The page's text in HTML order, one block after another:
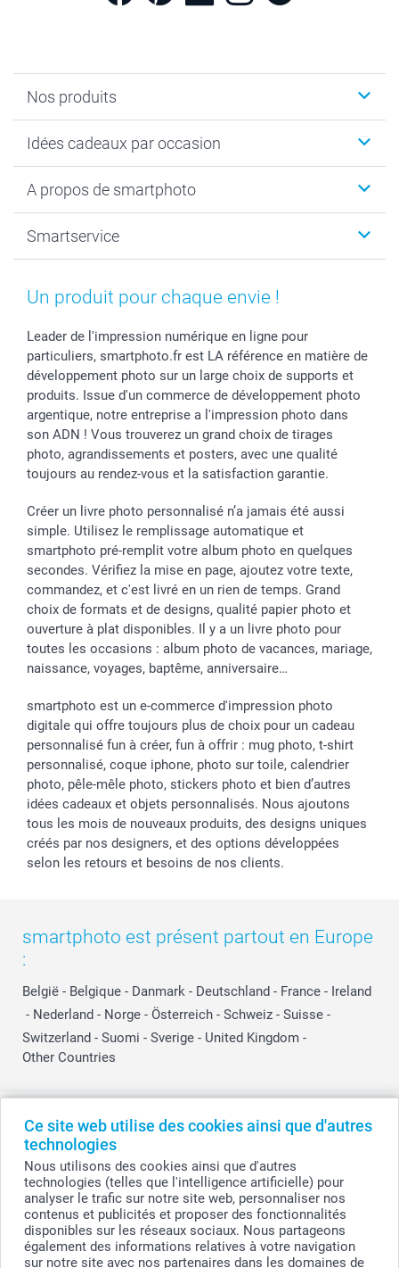
Ce site web utilise des cookies ainsi que d'autres
technologies
Nous utilisons des cookies ainsi que d'autres
technologies (telles que l'intelligence artificielle) pour
analyser le trafic sur notre site web, personnaliser nos
contenus et publicités et proposer des fonctionnalités
disponibles sur les réseaux sociaux. Nous partageons
également des informations relatives à votre navigation
sur notre site avec nos partenaires dans les domaines de
Nos produits
Calendrier photo & Agenda photo
Tirage photo & agrandissement
Faire-part & Cartes
Coques smartphone
Stickers & Etiquettes
Cadres photo & accessoires déco
Dénicheur d'idées cadeau
Idées cadeaux par occasion
Anniversaire
Naissance & baptême
Fête des Mères
Fête des Pères
Communion
Baptême
Toussaint
Rentrée des classes
Saint-Valentin
Vacances
A propos de smartphoto
Plan du site
Droit de rétraction
Plaintes
Vie privée
Gestion des cookies
Tarifs
Partenariats & Influence
Investisseurs
Smartservice
Aide
smartbonus
smartfriends
Livraison
Modes de paiement
Grandes quantités
Statut de ma commande
Un produit pour chaque envie !
Leader de l'impression numérique en ligne pour
particuliers, smartphoto.fr est LA référence en matière de
développement photo sur un large choix de supports et
produits. Issue d'un commerce de développement photo
argentique, notre entreprise a l'impression photo dans
son ADN ! Vous trouverez un grand choix de tirages
photo, agrandissements et posters, avec une qualité
toujours au rendez-vous et la satisfaction garantie.
Créer un livre photo personnalisé n’a jamais été aussi
simple. Utilisez le remplissage automatique et
smartphoto pré-remplit votre album photo en quelques
secondes. Vérifiez la mise en page, ajoutez votre texte,
commandez, et c'est livré en un rien de temps. Grand
choix de formats et de designs, qualité papier photo et
ouverture à plat disponibles. Il y a un livre photo pour
toutes les occasions : album photo de vacances, mariage,
naissance, voyages, baptême, anniversaire…
smartphoto est un e-commerce d'impression photo
digitale qui offre toujours plus de choix pour un cadeau
personnalisé fun à créer, fun à offrir : mug photo, t-shirt
personnalisé, coque iphone, photo sur toile, calendrier
photo, pêle-mêle photo, stickers photo et bien d’autres
idées cadeaux et objets personnalisés. Nous ajoutons
tous les mois de nouveaux produits, des designs uniques
créés par nos designers, et des options développées
selon les retours et besoins de nos clients.
smartphoto est présent partout en Europe
:
België - Belgique - Danmark - Deutschland - France - Ireland
- Nederland - Norge - Österreich - Schweiz - Suisse -
Switzerland - Suomi - Sverige - United Kingdom -
Other Countries
© smartphoto group. Tous droits réservés
smartphoto group SA.
Siège social : Kwatrechtsteenweg 160, 9230 Wetteren, Belgique
Numéro de TVA BE 0405.706.755
Numéro d'entreprise 0405.706.755.
Coordonnées bancaires: IBAN BE71 2850 2711 5569 - BIC: GEBABEBB
Tous les prix sont en EURO (€), TVA incluse et hors frais de port.